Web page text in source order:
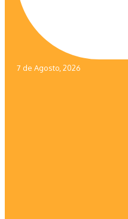
7 de Agosto, 2026